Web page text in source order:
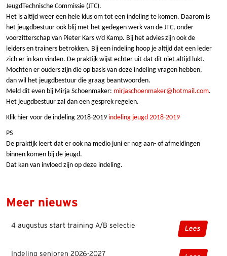
JeugdTechnische Commissie (JTC).
Het is altijd weer een hele klus om tot een indeling te komen. Daarom is
het jeugdbestuur ook blij met het gedegen werk van de JTC, onder
voorzitterschap van Pieter Kars v/d Kamp. Bij het advies zijn ook de
leiders en trainers betrokken. Bij een indeling hoop je altijd dat een ieder
zich er in kan vinden. De praktijk wijst echter uit dat dit niet altijd lukt.
Mochten er ouders zijn die op basis van deze indeling vragen hebben,
dan wil het jeugdbestuur die graag beantwoorden.
Meld dit even bij Mirja Schoenmaker: mirjaschoenmaker@hotmail.com.
Het jeugdbestuur zal dan een gesprek regelen.
Klik hier voor de indeling 2018-2019 indeling jeugd 2018-2019
PS
De praktijk leert dat er ook na medio juni er nog aan- of afmeldingen
binnen komen bij de jeugd.
Dat kan van invloed zijn op deze indeling.
Meer nieuws
4 augustus start training A/B selectie Lees
Indeling senioren 2026-2027